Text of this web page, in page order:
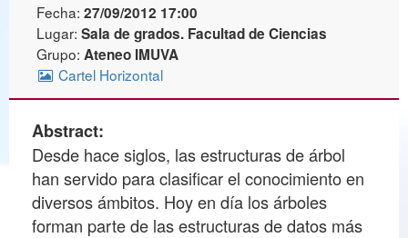
Fecha: 27/09/2012 17:00
Lugar: Sala de grados. Facultad de Ciencias
Grupo: Ateneo IMUVA
Cartel Horizontal
Abstract:
Desde hace siglos, las estructuras de árbol
han servido para clasificar el conocimiento en
diversos ámbitos. Hoy en día los árboles
forman parte de las estructuras de datos más